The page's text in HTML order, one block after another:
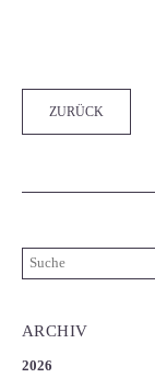
ZURÜCK
ARCHIV
2026